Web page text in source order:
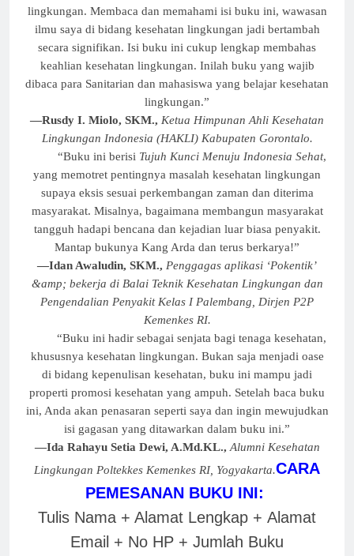
lingkungan. Membaca dan memahami isi buku ini, wawasan
ilmu saya di bidang kesehatan lingkungan jadi bertambah
secara signifikan. Isi buku ini cukup lengkap membahas
keahlian kesehatan lingkungan. Inilah buku yang wajib
dibaca para Sanitarian dan mahasiswa yang belajar kesehatan
lingkungan.”
—Rusdy I. Miolo, SKM., Ketua Himpunan Ahli Kesehatan
Lingkungan Indonesia (HAKLI) Kabupaten Gorontalo.
“Buku ini berisi Tujuh Kunci Menuju Indonesia Sehat,
yang memotret pentingnya masalah kesehatan lingkungan
supaya eksis sesuai perkembangan zaman dan diterima
masyarakat. Misalnya, bagaimana membangun masyarakat
tangguh hadapi bencana dan kejadian luar biasa penyakit.
Mantap bukunya Kang Arda dan terus berkarya!”
—Idan Awaludin, SKM., Penggagas aplikasi ‘Pokentik’
&amp; bekerja di Balai Teknik Kesehatan Lingkungan dan
Pengendalian Penyakit Kelas I Palembang, Dirjen P2P
Kemenkes RI.
“Buku ini hadir sebagai senjata bagi tenaga kesehatan,
khususnya kesehatan lingkungan. Bukan saja menjadi oase
di bidang kepenulisan kesehatan, buku ini mampu jadi
properti promosi kesehatan yang ampuh. Setelah baca buku
ini, Anda akan penasaran seperti saya dan ingin mewujudkan
isi gagasan yang ditawarkan dalam buku ini.”
—Ida Rahayu Setia Dewi, A.Md.KL., Alumni Kesehatan
Lingkungan Poltekkes Kemenkes RI, Yogyakarta.CARA
PEMESANAN BUKU INI:
Tulis Nama + Alamat Lengkap + Alamat
Email + No HP + Jumlah Buku